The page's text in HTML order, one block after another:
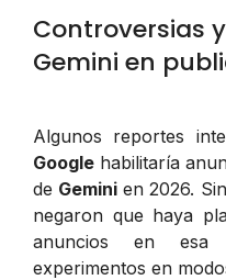
Controversias
Gemini en
Algunos reportes
Google habilitaría
de Gemini en 2026.
negaron que haya
anuncios en esa
experimentos en